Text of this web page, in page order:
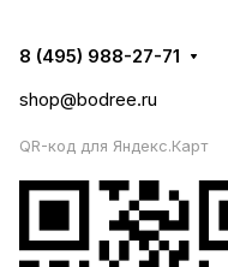
8 (495) 988-27-71
shop@bodree.ru
QR-код для Яндекс.Карт